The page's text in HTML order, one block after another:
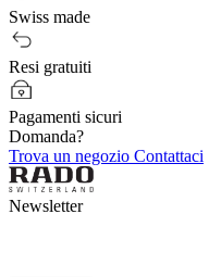
Swiss made
Resi gratuiti
Pagamenti sicuri
Domanda?
Trova un negozio Contattaci
Newsletter